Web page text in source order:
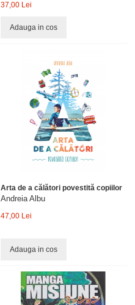
37,00 Lei
Adauga in cos
Arta de a călători povestită copiilor
Andreia Albu
47,00 Lei
Adauga in cos